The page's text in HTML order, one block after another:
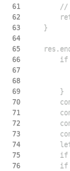
61
62
63
64
65
66
67
68
69
70
71
72
73
74
75
76